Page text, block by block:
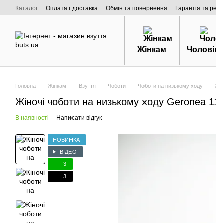
Перейти к основному контенту
Каталог Оплата і доставка Обмін та повернення Гарантія та
Про нас
Жінкам
Головна Жінкам Взуття Чоботи Чоботи на низькому ходу
Жіночі чоботи на низькому ходу Geronea
В наявності Написати відгук
НОВИНКА
ВІДЕО
3
3